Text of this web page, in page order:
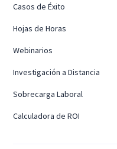
Casos de Éxito
Hojas de Horas
Webinarios
Investigación a Distancia
Sobrecarga Laboral
Calculadora de ROI